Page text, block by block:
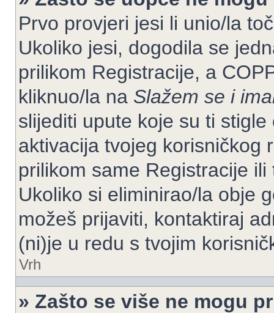
Prvo provjeri jesi li unio/la
Ukoliko jesi, dogodila se
prilikom Registracije, a
kliknuo/la na Slažem se i
slijediti upute koje su ti
aktivacija tvojeg korisničkog
prilikom same Registracije
Ukoliko si eliminirao/la obje
možeš prijaviti, kontaktiraj
(ni)je u redu s tvojim
Vrh
» Zašto se više ne mogu